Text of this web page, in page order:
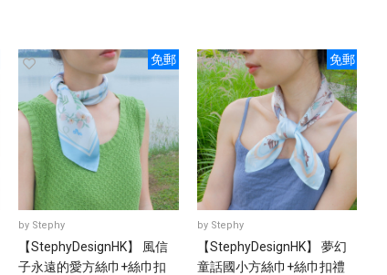
免郵
by Stephy
【StephyDesignHK】 風信
子永遠的愛方絲巾+絲巾扣
免郵
by Stephy
【StephyDesignHK】 夢幻
童話國小方絲巾+絲巾扣禮